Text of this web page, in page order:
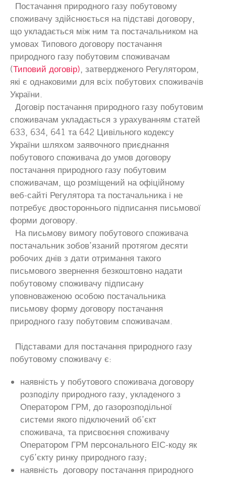
Постачання природного газу побутовому
споживачу здійснюється на підставі договору,
що укладається між ним та постачальником на
умовах Типового договору постачання
природного газу побутовим споживачам
(Типовий договір) , затвердженого Регулятором,
які є однаковими для всіх побутових споживачів
України.
Договір постачання природного газу побутовим
споживачам укладається з урахуванням статей
633, 634, 641 та 642 Цивільного кодексу
України шляхом заявочного приєднання
побутового споживача до умов договору
постачання природного газу побутовим
споживачам, що розміщений на офіційному
веб-сайті Регулятора та постачальника і не
потребує двостороннього підписання письмової
форми договору.
На письмову вимогу побутового споживача
постачальник зобов’язаний протягом десяти
робочих днів з дати отримання такого
письмового звернення безкоштовно надати
побутовому споживачу підписану
уповноваженою особою постачальника
письмову форму договору постачання
природного газу побутовим споживачам.
Підставами для постачання природного газу
побутовому споживачу є:
наявність у побутового споживача договору
розподілу природного газу, укладеного з
Оператором ГРМ, до газорозподільної
системи якого підключений об’єкт
споживача, та присвоєння споживачу
Оператором ГРМ персонального ЕІС-коду як
суб’єкту ринку природного газу;
наявність договору постачання природного